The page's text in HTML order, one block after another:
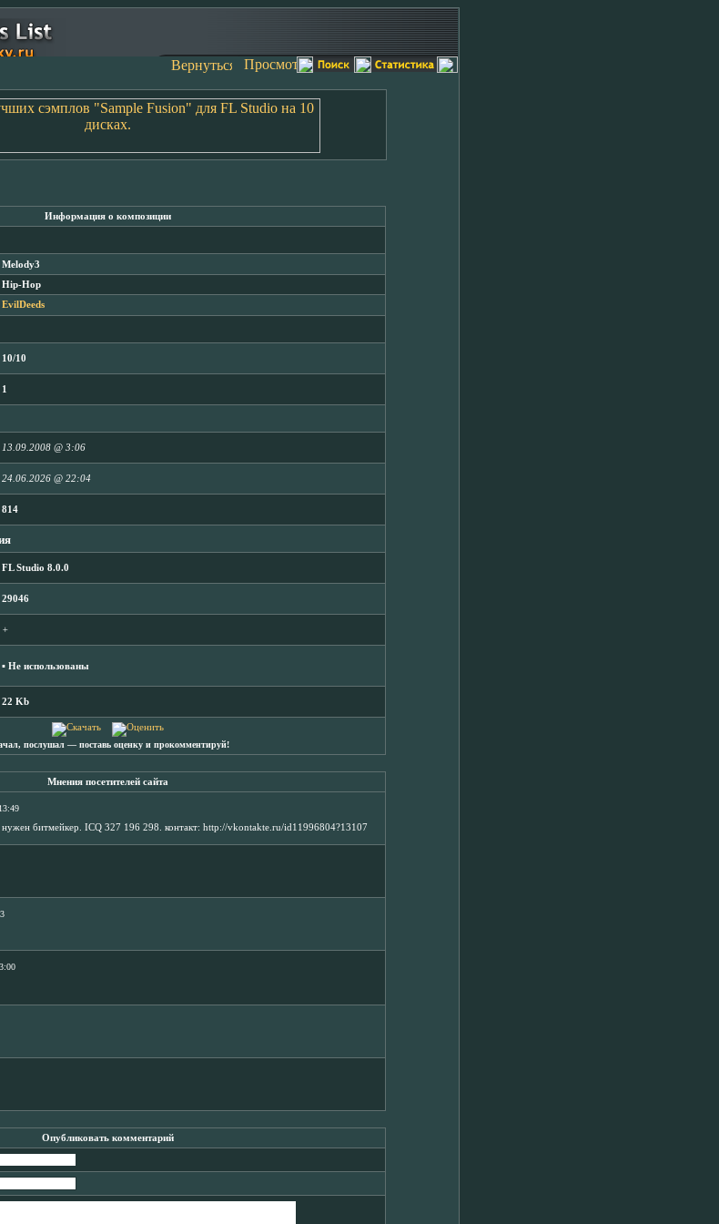
Информация о композиции
Melody3
Hip-Hop
EvilDeeds
10/10
1
13.09.2008 @ 3:06
24.06.2026 @ 22:04
814
FL Studio 8.0.0
29046
+
▪ Не использованы
22 Kb
послушал ― поставь оценку и прокомментируй!
Мнения посетителей сайта
нужен битмейкер. ICQ 327 196 298. контакт: http://vkontakte.ru/id11996804?13107
Опубликовать комментарий